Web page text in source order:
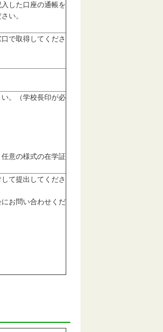
した口座の通帳を
い。
で取得してくださ
。（学校長印が必
意の様式の在学証
て提出してくださ
お問い合わせくだ